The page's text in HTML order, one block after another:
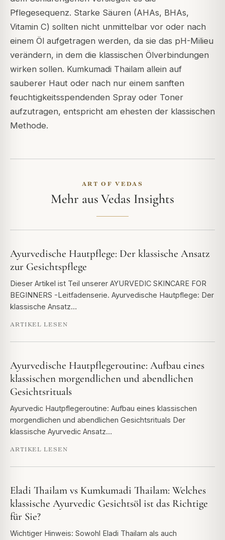
Pflegesequenz. Starke Säuren (AHAs, BHAs,
Vitamin C) sollten nicht unmittelbar vor oder nach
einem Öl aufgetragen werden, da sie das pH-Milieu
verändern, in dem die klassischen Ölverbindungen
wirken sollen. Kumkumadi Thailam allein auf
sauberer Haut oder nach nur einem sanften
feuchtigkeitsspendenden Spray oder Toner
aufzutragen, entspricht am ehesten der klassischen
Methode.
ART OF VEDAS
Mehr aus Vedas Insights
Ayurvedische Hautpflege: Der klassische Ansatz
zur Gesichtspflege
Dieser Artikel ist Teil unserer AYURVEDIC SKINCARE FOR
BEGINNERS -Leitfadenserie. Ayurvedische Hautpflege: Der
klassische Ansatz…
ARTIKEL LESEN
Ayurvedische Hautpflegeroutine: Aufbau eines
klassischen morgendlichen und abendlichen
Gesichtsrituals
Ayurvedic Hautpflegeroutine: Aufbau eines klassischen
morgendlichen und abendlichen Gesichtsrituals Der
klassische Ayurvedic Ansatz…
ARTIKEL LESEN
Eladi Thailam vs Kumkumadi Thailam: Welches
klassische Ayurvedic Gesichtsöl ist das Richtige
für Sie?
Wichtiger Hinweis: Sowohl Eladi Thailam als auch